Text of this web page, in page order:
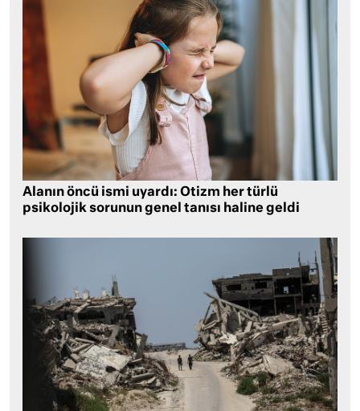
Alanın öncü ismi uyardı: Otizm her türlü
psikolojik sorunun genel tanısı haline geldi